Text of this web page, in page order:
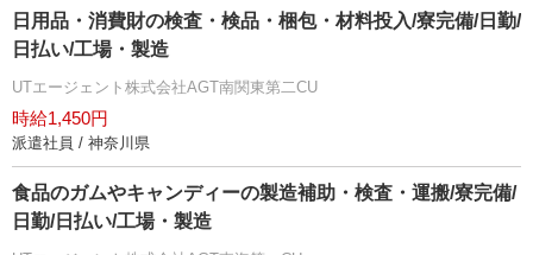
日用品・消費財の検査・検品・梱包・材料投入/寮完備/日勤/
日払い/工場・製造
UTエージェント株式会社AGT南関東第二CU
時給1,450円
派遣社員 / 神奈川県
食品のガムやキャンディーの製造補助・検査・運搬/寮完備/
日勤/日払い/工場・製造